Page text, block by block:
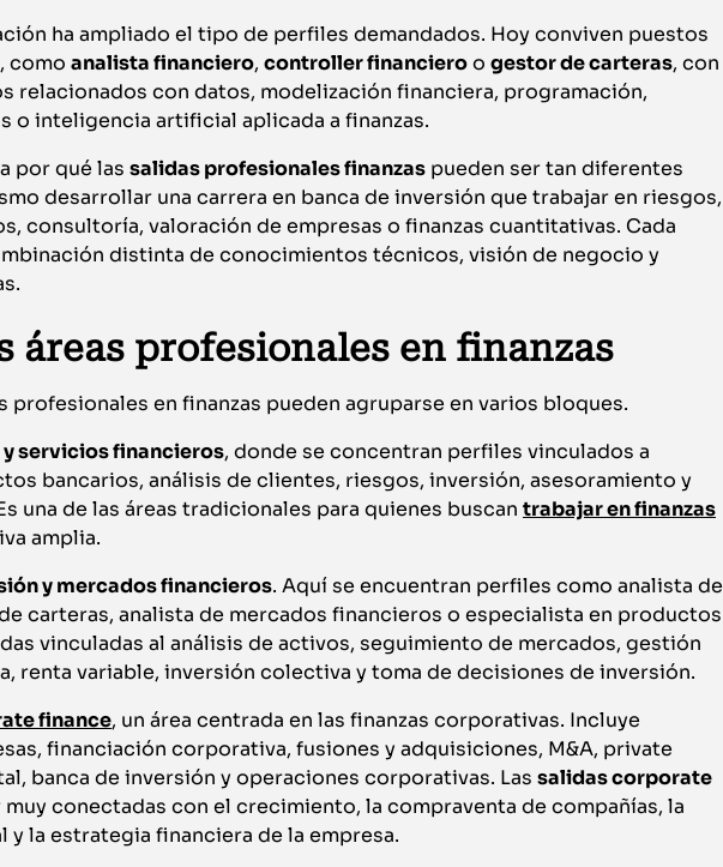
ha ampliado el tipo de perfiles demandados. Hoy conviven puestos
como analista financiero, controller financieroo gestor de carteras, con
relacionados con datos, modelización financiera, programación,
o inteligencia artificial aplicada a finanzas.
por qué las salidas profesionales finanzas pueden ser tan diferentes
desarrollar una carrera en banca de inversión que trabajar en riesgos,
consultoría, valoración de empresas o finanzas cuantitativas. Cada
distinta de conocimientos técnicos, visión de negocio y
áreas profesionales en finanzas
profesionales en finanzas pueden agruparse en varios bloques.
y servicios financieros, donde se concentran perfiles vinculados a
bancarios, análisis de clientes, riesgos, inversión, asesoramiento y
una de las áreas tradicionales para quienes buscan trabajar en finanzas
amplia.
y mercados financieros. Aquí se encuentran perfiles como analista de
carteras, analista de mercados financieros o especialista en productos
vinculadas al análisis de activos, seguimiento de mercados, gestión
renta variable, inversión colectiva y toma de decisiones de inversión.
finance, un área centrada en las finanzas corporativas. Incluye
financiación corporativa, fusiones y adquisiciones, M&A, private
banca de inversión y operaciones corporativas. Las salidas corporate
conectadas con el crecimiento, la compraventa de compañías, la
la estrategia financiera de la empresa.